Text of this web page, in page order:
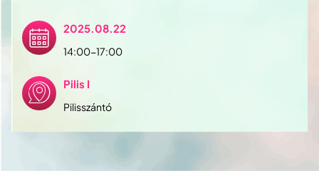
2025.08.22
14:00-17:00
Pilis I
Pilisszántó